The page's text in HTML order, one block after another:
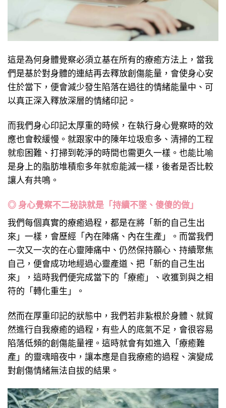
這是為何身體覺察必須立基在所有的療癒方法上，當我
們是基於對身體的連結再去釋放創傷能量，會使身心安
住於當下，便會減少發生陷落在過往的情緒能量中、可
以真正深入釋放深層的情緒印記。
而我們身心印記太厚重的時候，在執行身心覺察時的效
應也會較緩慢。就跟家中的陳年垃圾愈多、清掃的工程
就愈困難、打掃到乾淨的時間也需更久一樣。也能比喻
是身上的脂肪堆積愈多年就愈能減一樣，後者是否比較
讓人有共鳴。
◎ 身心覺察不二秘訣就是「持續不墜、傻傻的做」
我們每個真實的療癒過程，都是在將「新的自己生出
來」一樣，會歷經「內在陣痛、內在生產」。而當我們
一次又一次的在心靈陣痛中、仍然保持願心、持續聚焦
自己，便會成功地經過心靈產道、把「新的自己生出
來」，這時我們便完成當下的「療癒」、收獲到與之相
符的「轉化重生」。
然而在厚重印記的狀態中，我們若非紥根於身體、就貿
然進行自我療癒的過程，有些人的底氣不足，會很容易
陷落低頻的創傷能量裡。這時就會有如進入「療癒難
產」的靈魂暗夜中，讓本應是自我療癒的過程、演變成
對創傷情緒無法自拔的結果。